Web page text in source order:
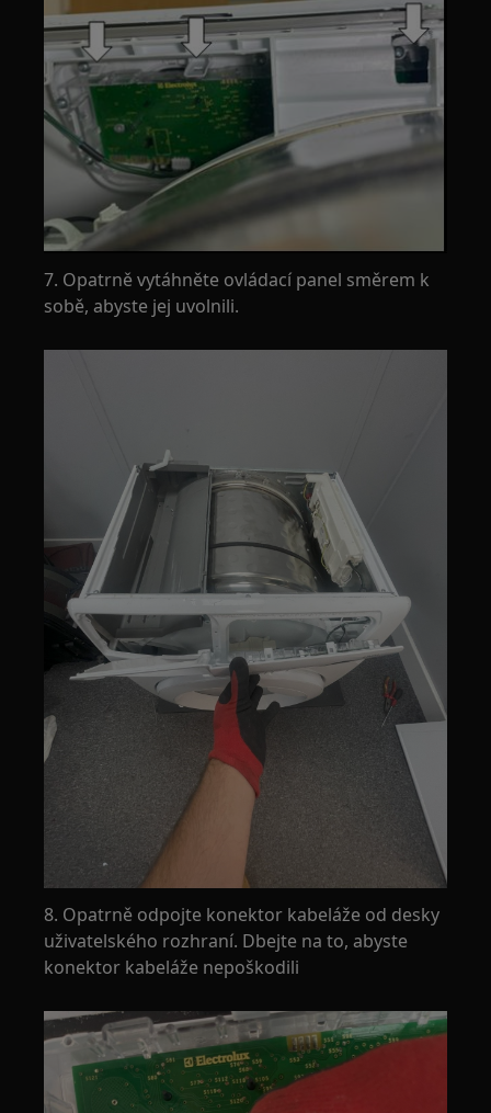
7. Opatrně vytáhněte ovládací panel směrem k
sobě, abyste jej uvolnili.
8. Opatrně odpojte konektor kabeláže od desky
uživatelského rozhraní. Dbejte na to, abyste
konektor kabeláže nepoškodili